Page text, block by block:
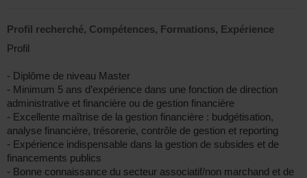
Profil recherché, Compétences, Formations, Expérience
Profil
- Diplôme de niveau Master
- Minimum 5 ans d’expérience dans une fonction de direction
administrative et financière ou de gestion financière
- Excellente maîtrise de la gestion financière : budgétisation,
analyse financière, trésorerie, contrôle de gestion et reporting
- Expérience indispensable dans la gestion de subsides et de
financements publics
- Bonne connaissance du secteur associatif/non marchand et de